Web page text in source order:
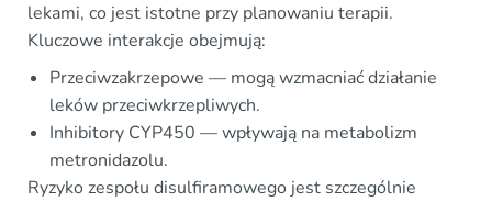
lekami, co jest istotne przy planowaniu terapii.
Kluczowe interakcje obejmują:
Przeciwzakrzepowe — mogą wzmacniać działanie
leków przeciwkrzepliwych.
Inhibitory CYP450 — wpływają na metabolizm
metronidazolu.
Ryzyko zespołu disulfiramowego jest szczególnie